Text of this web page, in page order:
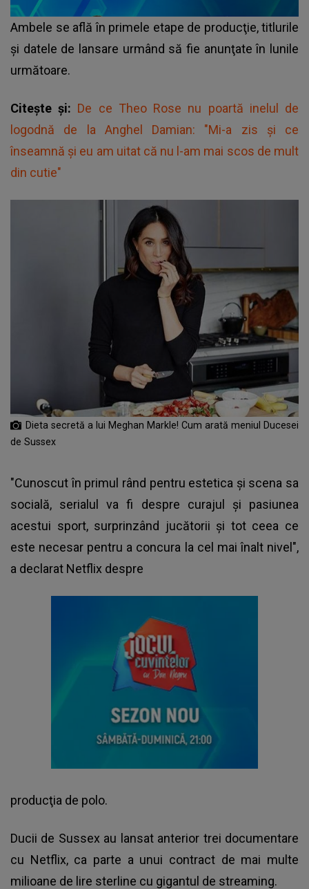
Ambele se află în primele etape de producţie, titlurile
şi datele de lansare urmând să fie anunţate în lunile
următoare.
Citește și: De ce Theo Rose nu poartă inelul de
logodnă de la Anghel Damian: "Mi-a zis și ce
înseamnă și eu am uitat că nu l-am mai scos de mult
din cutie"
Dieta secretă a lui Meghan Markle! Cum arată meniul Ducesei
de Sussex
"Cunoscut în primul rând pentru estetica şi scena sa
socială, serialul va fi despre curajul şi pasiunea
acestui sport, surprinzând jucătorii şi tot ceea ce
este necesar pentru a concura la cel mai înalt nivel",
a declarat Netflix despre
producţia de polo.
Ducii de Sussex au lansat anterior trei documentare
cu Netflix, ca parte a unui contract de mai multe
milioane de lire sterline cu gigantul de streaming.